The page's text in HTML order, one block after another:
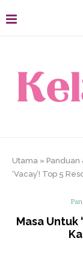
Utama » Panduan
‘Vacay’! Top 5
Masa Untuk